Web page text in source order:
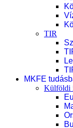
TIR
MKFE
Külföldi